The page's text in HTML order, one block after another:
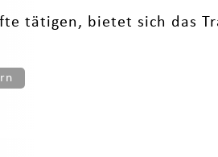
tätigen, bietet sich das